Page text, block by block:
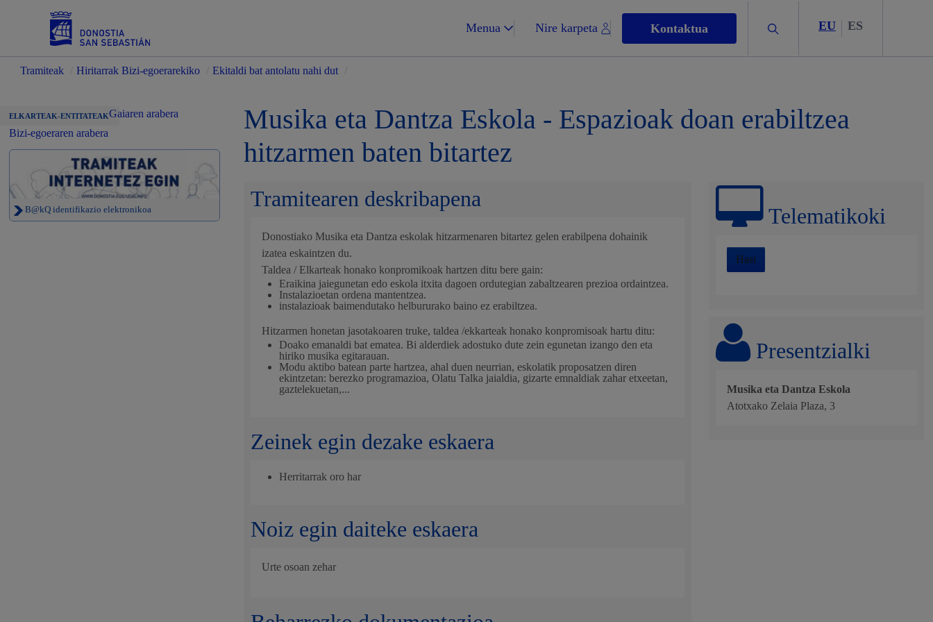
Menua Nire karpeta Kontaktua Bilatu EU ES
Zerbitzuak
Errolda eta gai pertsonalak
Gune publikoa, hondakinak eta ingurumena
Tramiteak Hiritarrak Bizi-egoerarekiko Ekitaldi bat antolatu nahi dut
ELKARTEAK-ENTITATEAKGaiaren arabera
Bizi-egoeraren arabera
B@kQ identifikazio elektronikoa
Musika eta Dantza Eskola - Espazioak doan erabiltzea
hitzarmen baten bitartez
Telematikoki
Hasi
Presentzialki
Musika eta Dantza Eskola
Atotxako Zelaia Plaza, 3
Tramitearen deskribapena
Donostiako Musika eta Dantza eskolak hitzarmenaren bitartez gelen erabilpena dohainik
izatea eskaintzen du.
Taldea / Elkarteak honako konpromikoak hartzen ditu bere gain:
Eraikina jaiegunetan edo eskola itxita dagoen ordutegian zabaltzearen prezioa ordaintzea.
Instalazioetan ordena mantentzea.
instalazioak baimendutako helbururako baino ez erabiltzea.
Hitzarmen honetan jasotakoaren truke, taldea /ekkarteak honako konpromisoak hartu ditu:
Doako emanaldi bat ematea. Bi alderdiek adostuko dute zein egunetan izango den eta
hiriko musika egitarauan.
Modu aktibo batean parte hartzea, ahal duen neurrian, eskolatik proposatzen diren
ekintzetan: berezko programazioa, Olatu Talka jaialdia, gizarte emnaldiak zahar etxeetan,
gaztelekuetan,...
Zeinek egin dezake eskaera
Herritarrak oro har
Noiz egin daiteke eskaera
Urte osoan zehar